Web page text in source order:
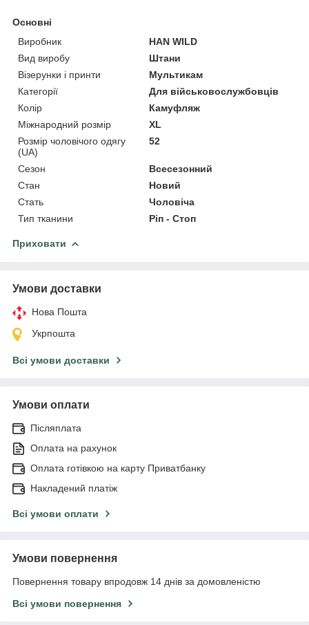
Основні
Виробник
HAN WILD
Вид виробу
Штани
Візерунки і принти
Мультикам
Категорії
Для військовослужбовців
Колір
Камуфляж
Міжнародний розмір
XL
Розмір чоловічого одягу
(UA)
52
Сезон
Всесезонний
Стан
Новий
Стать
Чоловіча
Тип тканини
Ріп - Стоп
Приховати
Умови доставки
Нова Пошта
Укрпошта
Всі умови доставки
Умови оплати
Післяплата
Оплата на рахунок
Оплата готівкою на карту Приватбанку
Накладений платіж
Всі умови оплати
Умови повернення
Повернення товару впродовж 14 днів за домовленістю
Всі умови повернення